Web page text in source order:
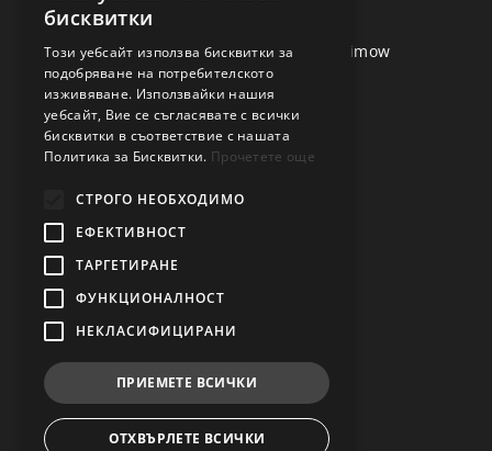
VisionFence
Ръководства за употреба за Segway Navimow
За Segway
ПАЗАРУВАНЕ В NAVIMOW
Общи условия и политики
Сервиз
Доставка
СВЪРЖЕТЕ СЕ С НАС
office@navimow.bg
0889 722 581
София, България
бисквитки
Този уебсайт използва бисквитки за
подобряване на потребителското
изживяване. Използвайки нашия
уебсайт, Вие се съгласявате с всички
бисквитки в съответствие с нашата
Политика за Бисквитки. Прочетете още
СТРОГО НЕОБХОДИМО
ЕФЕКТИВНОСТ
ТАРГЕТИРАНЕ
ФУНКЦИОНАЛНОСТ
НЕКЛАСИФИЦИРАНИ
ПРИЕМЕТЕ ВСИЧКИ
ОТХВЪРЛЕТЕ ВСИЧКИ